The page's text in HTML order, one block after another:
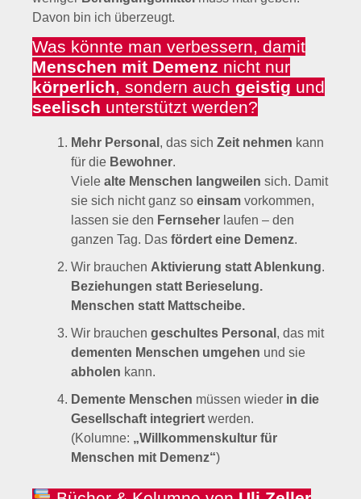
Davon bin ich überzeugt.
Was könnte man verbessern, damit
Menschen mit Demenz nicht nur
körperlich, sondern auch geistig und
seelisch unterstützt werden?
Mehr Personal , das sich Zeit nehmen kann
für die Bewohner.
Viele alte Menschen langweilen sich. Damit
sie sich nicht ganz so einsam vorkommen,
lassen sie den Fernseher laufen – den
ganzen Tag. Das fördert eine Demenz.
Wir brauchen Aktivierung statt Ablenkung.
Beziehungen statt Berieselung.
Menschen statt Mattscheibe.
Wir brauchen geschultes Personal , das mit
dementen Menschen umgehen und sie
abholen kann.
Demente Menschen müssen wieder in die
Gesellschaft integriert werden.
(Kolumne: „Willkommenskultur für
Menschen mit Demenz“)